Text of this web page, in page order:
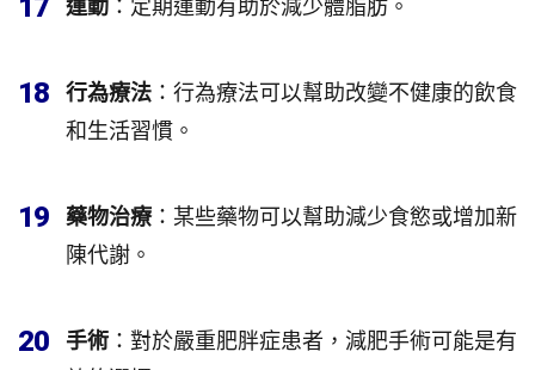
17 運動 ：定期運動有助於減少體脂肪。
18 行為療法 ：行為療法可以幫助改變不健康的飲食
和生活習慣。
19 藥物治療：某些藥物可以幫助減少食慾或增加新
陳代謝。
20 手術 ：對於嚴重肥胖症患者，減肥手術可能是有